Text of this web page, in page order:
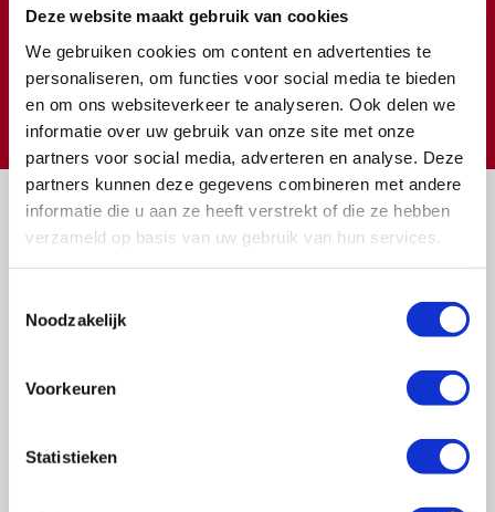
Deze website maakt gebruik van cookies
We gebruiken cookies om content en advertenties te
personaliseren, om functies voor social media te bieden
en om ons websiteverkeer te analyseren. Ook delen we
informatie over uw gebruik van onze site met onze
partners voor social media, adverteren en analyse. Deze
partners kunnen deze gegevens combineren met andere
informatie die u aan ze heeft verstrekt of die ze hebben
verzameld op basis van uw gebruik van hun services.
Noodzakelijk
Voorkeuren
Statistieken
Meer weten over wat we met uw extra gift doen?
Klik hier
€ Doneer
Vragen?
of bel ons op: